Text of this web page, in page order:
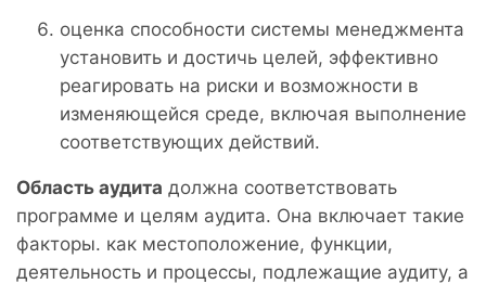
оценка способности системы менеджмента
установить и достичь целей, эффективно
реагировать на риски и возможности в
изменяющейся среде, включая выполнение
соответствующих действий.
Область аудита должна соответствовать
программе и целям аудита. Она включает такие
факторы. как местоположение, функции,
деятельность и процессы, подлежащие аудиту, а